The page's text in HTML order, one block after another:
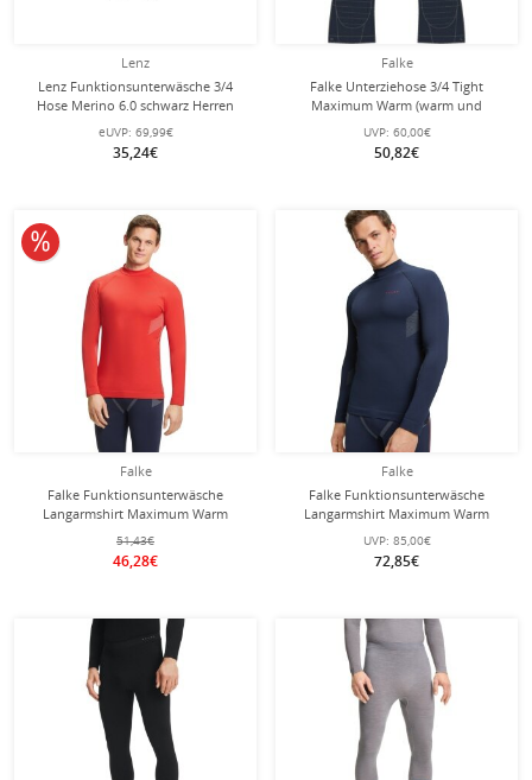
Lenz
Lenz Funktionsunterwäsche 3/4
Hose Merino 6.0 schwarz Herren
eUVP: 69,99€
35,24€
Falke
Falke Unterziehose 3/4 Tight
Maximum Warm (warm und
isolierend) Unterwäsche dunkelblau
Herren
UVP: 60,00€
50,82€
Falke
Falke Funktionsunterwäsche
Langarmshirt Maximum Warm
(maximale Bewegungsfreiheit) rot
Herren
51,43€
46,28€
10% reduziert
Falke
Falke Funktionsunterwäsche
Langarmshirt Maximum Warm
(maximale Bewegungsfreiheit)
spaceblau Herren
UVP: 85,00€
72,85€